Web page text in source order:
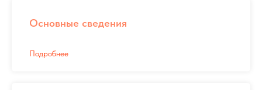
Основные сведения
Подробнее